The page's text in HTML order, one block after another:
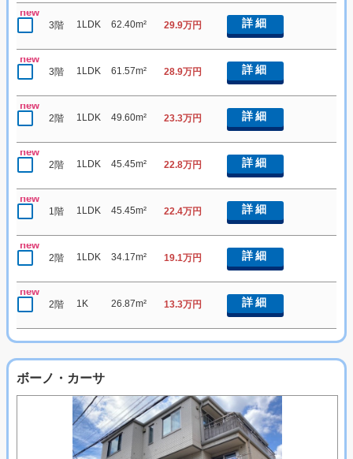
new
3階 1LDK 62.40m² 29.9万円 詳細
new
3階 1LDK 61.57m² 28.9万円 詳細
new
2階 1LDK 49.60m² 23.3万円 詳細
new
2階 1LDK 45.45m² 22.8万円 詳細
new
1階 1LDK 45.45m² 22.4万円 詳細
new
2階 1LDK 34.17m² 19.1万円 詳細
new
2階 1K 26.87m² 13.3万円 詳細
ボーノ・カーサ